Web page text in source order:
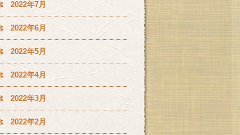
2022年7月
2022年6月
2022年5月
2022年4月
2022年3月
2022年2月